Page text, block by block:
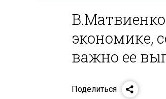
экономике,
важно ее
Поделиться